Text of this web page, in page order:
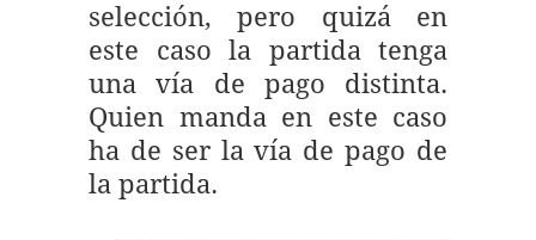
selección, pero quizá en
este caso la partida tenga
una vía de pago distinta.
Quien manda en este caso
ha de ser la vía de pago de
la partida.